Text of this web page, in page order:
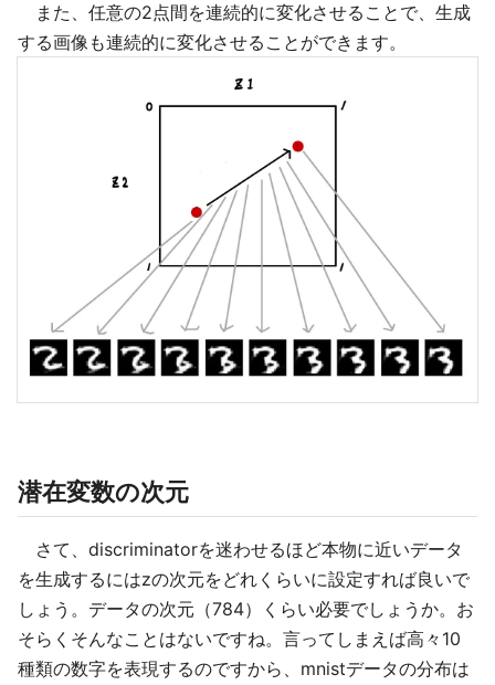
また、任意の2点間を連続的に変化させることで、生成
する画像も連続的に変化させることができます。
潜在変数の次元
さて、discriminatorを迷わせるほど本物に近いデータ
を生成するにはzの次元をどれくらいに設定すれば良いで
しょう。データの次元（784）くらい必要でしょうか。お
そらくそんなことはないですね。言ってしまえば高々10
種類の数字を表現するのですから、mnistデータの分布は